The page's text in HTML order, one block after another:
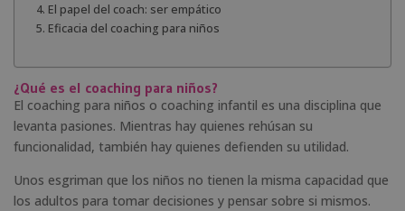
El papel del coach: ser empático
Eficacia del coaching para niños
¿Qué es el coaching para niños?
El coaching para niños o coaching infantil es una disciplina que
levanta pasiones. Mientras hay quienes rehúsan su
funcionalidad, también hay quienes defienden su utilidad.
Unos esgriman que los niños no tienen la misma capacidad que
los adultos para tomar decisiones y pensar sobre si mismos.